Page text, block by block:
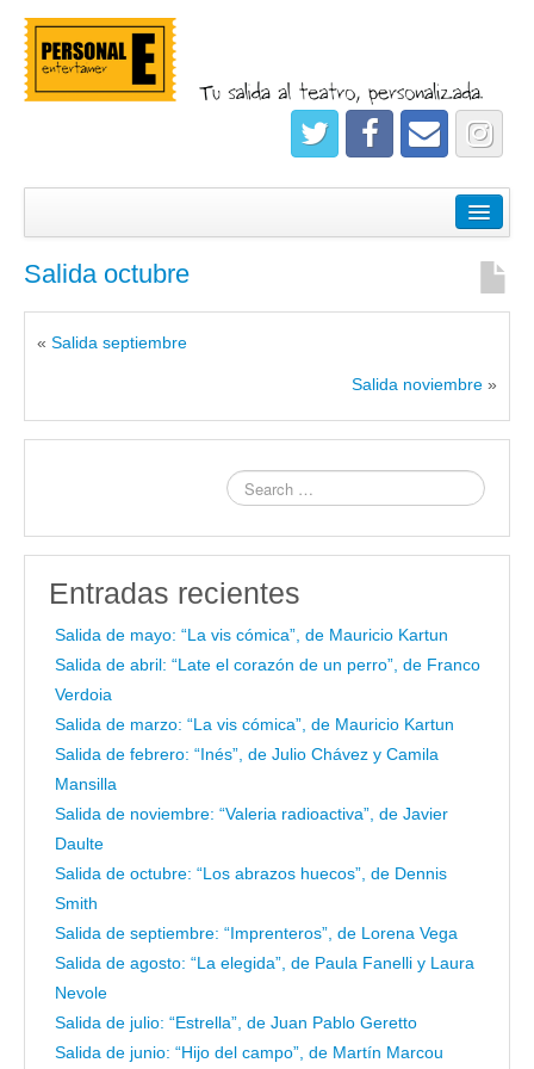
Registrate
Salida octubre
« Salida septiembre
Salida noviembre »
Entradas recientes
Salida de mayo: “La vis cómica”, de Mauricio Kartun
Salida de abril: “Late el corazón de un perro”, de Franco
Verdoia
Salida de marzo: “La vis cómica”, de Mauricio Kartun
Salida de febrero: “Inés”, de Julio Chávez y Camila
Mansilla
Salida de noviembre: “Valeria radioactiva”, de Javier
Daulte
Salida de octubre: “Los abrazos huecos”, de Dennis
Smith
Salida de septiembre: “Imprenteros”, de Lorena Vega
Salida de agosto: “La elegida”, de Paula Fanelli y Laura
Nevole
Salida de julio: “Estrella”, de Juan Pablo Geretto
Salida de junio: “Hijo del campo”, de Martín Marcou